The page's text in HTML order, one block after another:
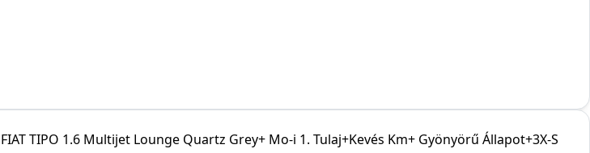
FIAT TIPO 1.6 Multijet Lounge Quartz Grey+ Mo-i 1. Tulaj+Kevés Km+ Gyönyörű Állapot+3X-S